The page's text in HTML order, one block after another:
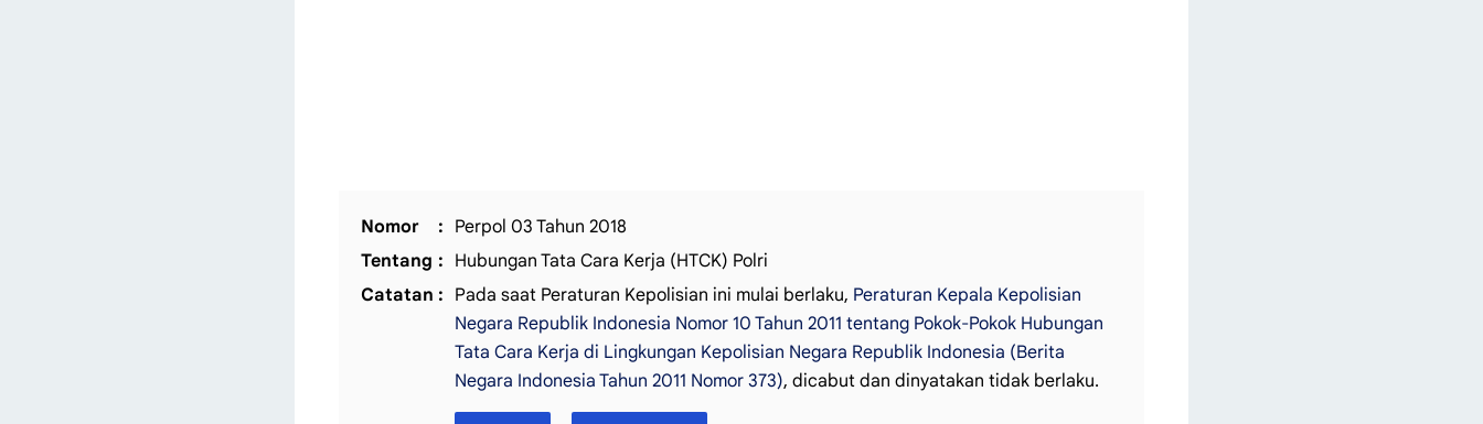
Nomor
Perpol 03 Tahun 2018
Tentang
Hubungan Tata Cara Kerja (HTCK) Polri
Catatan
Pada saat Peraturan Kepolisian ini mulai berlaku, Peraturan Kepala Kepolisian
Negara Republik Indonesia Nomor 10 Tahun 2011 tentang Pokok-Pokok Hubungan
Tata Cara Kerja di Lingkungan Kepolisian Negara Republik Indonesia (Berita
Negara Indonesia Tahun 2011 Nomor 373), dicabut dan dinyatakan tidak berlaku.